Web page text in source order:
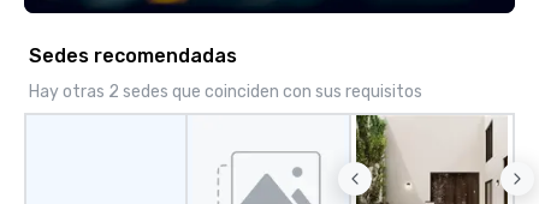
scavenger hunts can
scavenger hunt on
and with little time
by you. Anyone! Our scavenger hunts
are designed for both
groups. There is no
Sedes recomendadas
Hay otras 2 sedes que coinciden con sus requisitos